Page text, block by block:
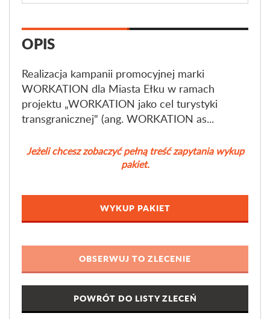
OPIS
Realizacja kampanii promocyjnej marki
WORKATION dla Miasta Ełku w ramach
projektu „WORKATION jako cel turystyki
transgranicznej" (ang. WORKATION as...
Jeżeli chcesz zobaczyć pełną treść zapytania wykup
pakiet.
WYKUP PAKIET
POWRÓT DO LISTY ZLECEŃ